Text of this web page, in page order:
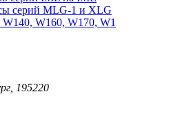
серий MLG-1 и XLG
W160, W170, W1
195220